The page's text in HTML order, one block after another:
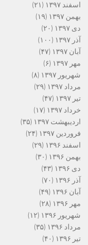
اسفند ۱۳۹۷
(۲۱)
بهمن ۱۳۹۷
(۱۹)
دی ۱۳۹۷
(۲۰)
آذر ۱۳۹۷
(۱۰۰)
آبان ۱۳۹۷
(۴۷)
مهر ۱۳۹۷
(۶)
شهریور ۱۳۹۷
(۸)
مرداد ۱۳۹۷
(۲۹)
تیر ۱۳۹۷
(۴۷)
خرداد ۱۳۹۷
(۱۷)
اردیبهشت ۱۳۹۷
(۳۵)
فروردین ۱۳۹۷
(۲۴)
اسفند ۱۳۹۶
(۲۹)
بهمن ۱۳۹۶
(۳۰)
دی ۱۳۹۶
(۴۳)
آذر ۱۳۹۶
(۷۰)
آبان ۱۳۹۶
(۴۹)
مهر ۱۳۹۶
(۲۸)
شهریور ۱۳۹۶
(۱۲)
مرداد ۱۳۹۶
(۳۵)
تیر ۱۳۹۶
(۴۰)